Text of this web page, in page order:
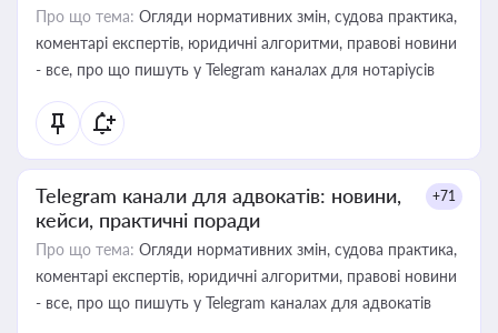
Про що тема: Огляди нормативних змін, судова практика,
коментарі експертів, юридичні алгоритми, правові новини
- все, про що пишуть у Telegram каналах для нотаріусів
Telegram канали для адвокатів: новини,
кейси, практичні поради
+71
Про що тема: Огляди нормативних змін, судова практика,
коментарі експертів, юридичні алгоритми, правові новини
- все, про що пишуть у Telegram каналах для адвокатів